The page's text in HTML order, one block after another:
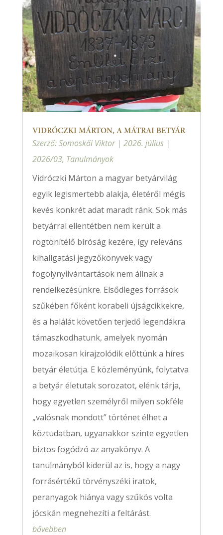
VIDRÓCZKI MÁRTON, A MÁTRAI BETYÁR
Szerző:Somoskői Viktor| 2026. július|
2026/03, Tanulmányok
Vidróczki Márton a magyar betyárvilág
egyik legismertebb alakja, életéről mégis
kevés konkrét adat maradt ránk. Sok más
betyárral ellentétben nem került a
rögtönítélő bíróság kezére, így releváns
kihallgatási jegyzőkönyvek vagy
fogolynyilvántartások nem állnak a
rendelkezésünkre. Elsődleges források
szűkében főként korabeli újságcikkekre,
és a halálát követően terjedő legendákra
támaszkodhatunk, amelyek nyomán
mozaikosan kirajzolódik előttünk a híres
betyár életútja. E közleményünk, folytatva
a betyár életutak sorozatot, elénk tárja,
hogy egyetlen személyről milyen sokféle
„valósnak mondott” történet élhet a
köztudatban, ugyanakkor szinte egyetlen
biztos fogódzó az anyakönyv. A
tanulmányból kiderül az is, hogy a nagy
forrásértékű törvényszéki iratok,
peranyagok hiánya vagy szűkös volta
jócskán megnehezíti a feltárást.
bővebben